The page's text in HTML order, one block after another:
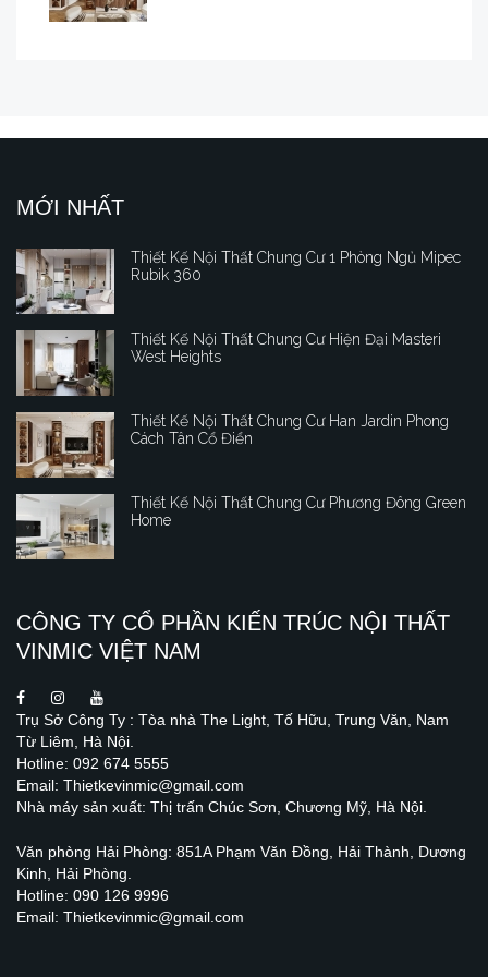
MỚI NHẤT
Thiết Kế Nội Thất Chung Cư 1 Phòng Ngủ Mipec
Rubik 360
Thiết Kế Nội Thất Chung Cư Hiện Đại Masteri
West Heights
Thiết Kế Nội Thất Chung Cư Han Jardin Phong
Cách Tân Cổ Điển
Thiết Kế Nội Thất Chung Cư Phương Đông Green
Home
CÔNG TY CỔ PHẦN KIẾN TRÚC NỘI THẤT
VINMIC VIỆT NAM
Trụ Sở Công Ty : Tòa nhà The Light, Tố Hữu, Trung Văn, Nam
Từ Liêm, Hà Nội.
Hotline: 092 674 5555
Email: Thietkevinmic@gmail.com
Nhà máy sản xuất: Thị trấn Chúc Sơn, Chương Mỹ, Hà Nội.
Văn phòng Hải Phòng: 851A Phạm Văn Đồng, Hải Thành, Dương
Kinh, Hải Phòng.
Hotline: 090 126 9996
Email: Thietkevinmic@gmail.com